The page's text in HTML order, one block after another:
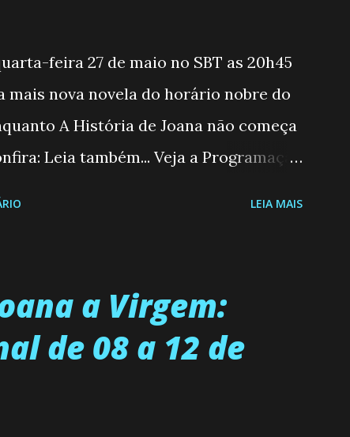
feira 27 de maio no SBT as 20h45
mais nova novela do horário nobre do
A História de Joana não começa
Leia também... Veja a Programação
não é fácil, já que dedica todas as
estudando e se orgulhando
a ingressar na universidade. Ela
é muito madura para a idade,
LEIA MAIS
a Virgem:
de 08 a 12 de